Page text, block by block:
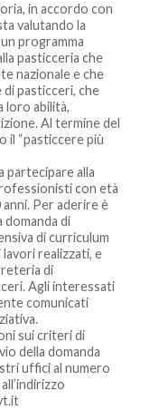
in accordo con
valutando la
programma
pasticceria che
nazionale e che
pasticceri, che
loro abilità,
Al termine del
il “pasticcere più
partecipare alla
con età
Per aderire è
domanda di
di curriculum
realizzati, e
di
Agli interessati
comunicati
sui criteri di
della domanda
uffici al numero